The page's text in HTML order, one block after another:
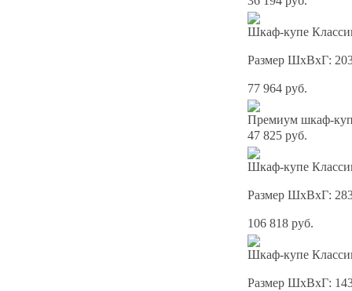
Шкаф-купе
Размер ШхВхГ:
77 964 руб.
Премиум шкаф-
47 825 руб.
Шкаф-купе
Размер ШхВхГ:
106 818 руб.
Шкаф-купе
Размер ШхВхГ: